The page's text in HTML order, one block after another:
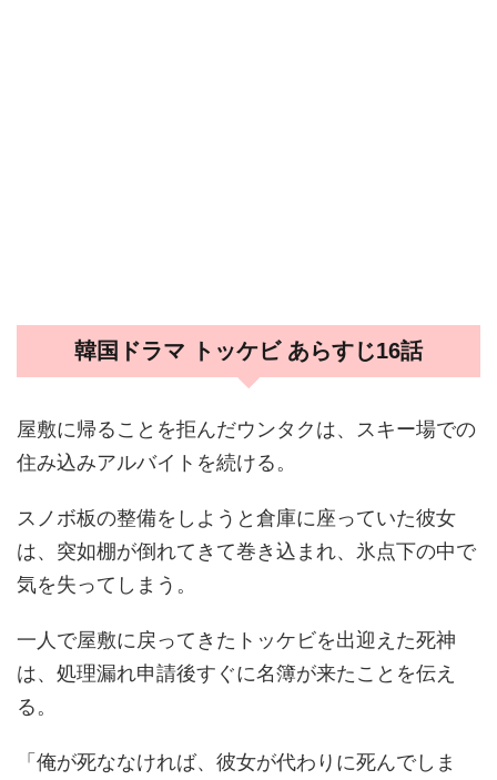
韓国ドラマ トッケビ あらすじ16話
屋敷に帰ることを拒んだウンタクは、スキー場での
住み込みアルバイトを続ける。
スノボ板の整備をしようと倉庫に座っていた彼女
は、突如棚が倒れてきて巻き込まれ、氷点下の中で
気を失ってしまう。
一人で屋敷に戻ってきたトッケビを出迎えた死神
は、処理漏れ申請後すぐに名簿が来たことを伝え
る。
「俺が死ななければ、彼女が代わりに死んでしま